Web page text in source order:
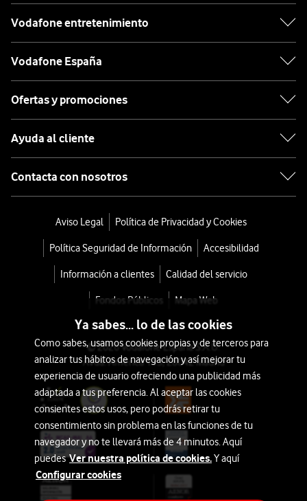
Vodafone entretenimiento
Vodafone España
Ofertas y promociones
Ayuda al cliente
Contacta con nosotros
Aviso Legal Política de Privacidad y Cookies
Política Seguridad de Información Accesibilidad
Información a clientes Calidad del servicio
Fondos Públicos Mapa Web
© 2026 Vodafone España S.A.U.
Avda. América 115, 28042 Madrid
Ya sabes... lo de las cookies
Como sabes, usamos cookies propias y de terceros para
analizar tus hábitos de navegación y así mejorar tu
experiencia de usuario ofreciendo una publicidad más
adaptada a tus preferencia. Al aceptar las cookies
consientes estos usos, pero podrás retirar tu
consentimiento sin problema en las funciones de tu
navegador y no te llevará más de 4 minutos. Aquí
puedesVer nuestra política de cookies.Y aquí
Configurar cookies